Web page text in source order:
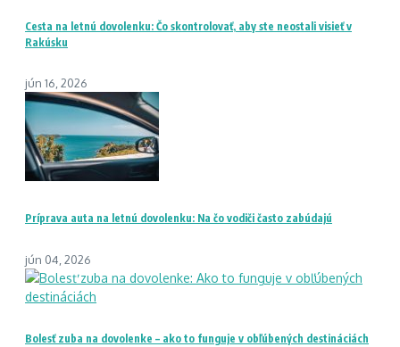
Cesta na letnú dovolenku: Čo skontrolovať, aby ste neostali visieť v
Rakúsku
jún 16, 2026
Príprava auta na letnú dovolenku: Na čo vodiči často zabúdajú
jún 04, 2026
Bolesť zuba na dovolenke – ako to funguje v obľúbených destináciách